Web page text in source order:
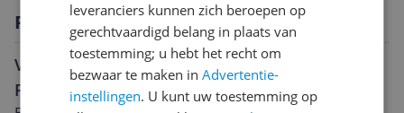
Productomschrijving
Veelzijdige Telezoomlens voor Milieubewuste
Fotografen
leveranciers kunnen zich beroepen op
gerechtvaardigd belang in plaats van
toestemming; u hebt het recht om
bezwaar te maken inAdvertentie-
instellingen. U kunt uw toestemming op